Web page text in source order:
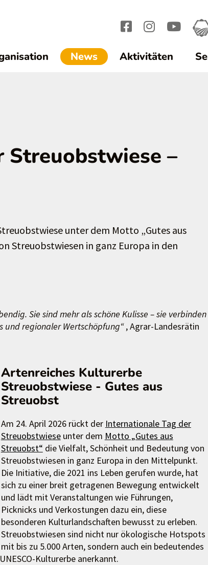
News(current)1
Aktivitäten
–
unter dem Motto „Gutes aus
Streuobstwiesen in ganz Europa in den
Sie sind mehr als schöne Kulisse – sie verbinden
und regionaler Wertschöpfung“, Agrar-Landesrätin
Artenreiches Kulturerbe
Streuobstwiese - Gutes aus
Streuobst
Am 24. April 2026 rückt der Internationale Tag der
Streuobstwieseunter dem Motto „Gutes aus
Streuobst“ die Vielfalt, Schönheit und Bedeutung von
Streuobstwiesen in ganz Europa in den Mittelpunkt.
Die Initiative, die 2021 ins Leben gerufen wurde, hat
sich zu einer breit getragenen Bewegung entwickelt
und lädt mit Veranstaltungen wie Führungen,
Picknicks und Verkostungen dazu ein, diese
besonderen Kulturlandschaften bewusst zu erleben.
Streuobstwiesen sind nicht nur ökologische Hotspots
mit bis zu 5.000 Arten, sondern auch ein bedeutendes
Kulturerbe anerkannt.